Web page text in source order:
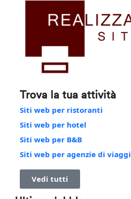
Trova la tua attività
Siti web per ristoranti
Siti web per hotel
Siti web per B&B
Siti web per agenzie di viaggi
Vedi tutti